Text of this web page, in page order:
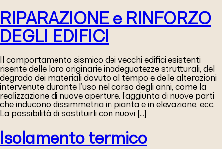
RIPARAZIONE e RINFORZO
DEGLI EDIFICI
Il comportamento sismico dei vecchi edifici esistenti
risente delle loro originarie inadeguatezze strutturali, del
degrado dei materiali dovuto al tempo e delle alterazioni
intervenute durante l’uso nel corso degli anni, come la
realizzazione di nuove aperture, l’aggiunta di nuove parti
che inducono dissimmetria in pianta e in elevazione, ecc.
La possibilità di sostituirli con nuovi […]
Isolamento termico